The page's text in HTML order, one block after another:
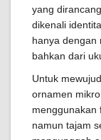
yang
dikenali
hanya dengan
bahkan dari
Untuk
ornamen
menggunakan
namun tajam